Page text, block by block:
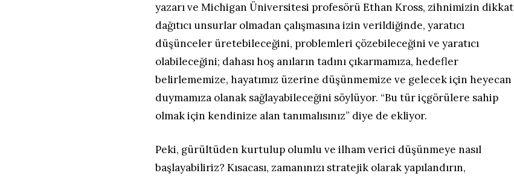
yazarı ve Michigan Üniversitesi profesörü Ethan Kross, zihnimizin dikkat
dağıtıcı unsurlar olmadan çalışmasına izin verildiğinde, yaratıcı
düşünceler üretebileceğini, problemleri çözebileceğini ve yaratıcı
olabileceğini; dahası hoş anıların tadını çıkarmamıza, hedefler
belirlememize, hayatımız üzerine düşünmemize ve gelecek için heyecan
duymamıza olanak sağlayabileceğini söylüyor. “Bu tür içgörülere sahip
olmak için kendinize alan tanımalısınız” diye de ekliyor.
Peki, gürültüden kurtulup olumlu ve ilham verici düşünmeye nasıl
başlayabiliriz? Kısacası, zamanınızı stratejik olarak yapılandırın,